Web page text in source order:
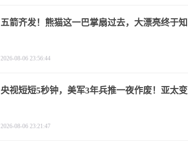
五箭齐发！熊猫这一巴掌扇过去，大漂亮终于知
2026-08-06 23:56:44
央视短短5秒钟，美军3年兵推一夜作废！亚太变
2026-08-06 23:21:47